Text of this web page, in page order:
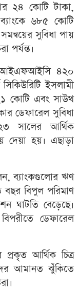
২৪ কোটি টাকা,
৬৮৫ কোটি
সুবিধা পায়
পর্যন্ত।
আইএফআইসি ৪২০
সিকিউরিটি ইসলামী
কোটি এবং সাউথ
ডেফারেল সুবিধা
সালের আর্থিক
দেয়া হয়। এছাড়া
ব্যাংকগুলোর ঋণ
বছর বিপুল পরিমাণ
ঘাটতি বেড়েছে।
ডেফারেল
আর্থিক চিত্র
আমানত ঝুঁকিতে